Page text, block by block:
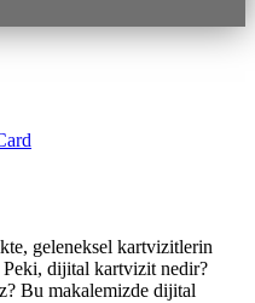
geleneksel kartvizitlerin
Peki, dijital kartvizit nedir?
Bu makalemizde dijital